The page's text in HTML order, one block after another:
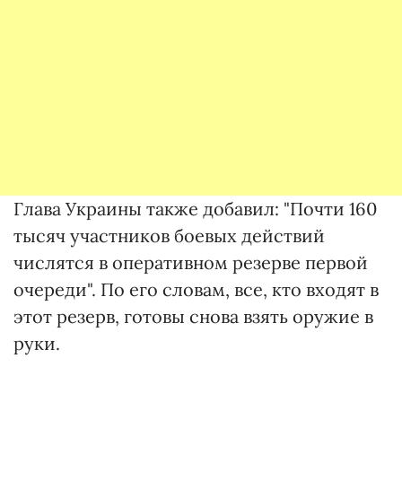
Глава Украины также добавил: "Почти 160
тысяч участников боевых действий
числятся в оперативном резерве первой
очереди". По его словам, все, кто входят в
этот резерв, готовы снова взять оружие в
руки.